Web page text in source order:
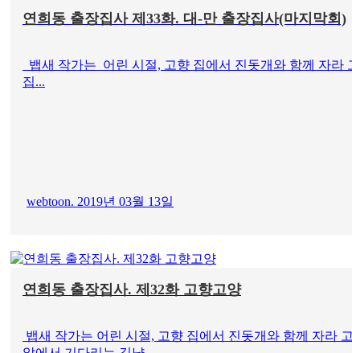
연희동 출장집사 제33화. 대-만 출장집사(마지막회)
뱁새 작가는 어린 시절, 고향 집에서 진돗개와 함께 자라
집...
webtoon. 2019년 03월 13일
연희동 출장집사. 제32화 고향고양
뱁새 작가는 어린 시절, 고향 집에서 진돗개와 함께 자라